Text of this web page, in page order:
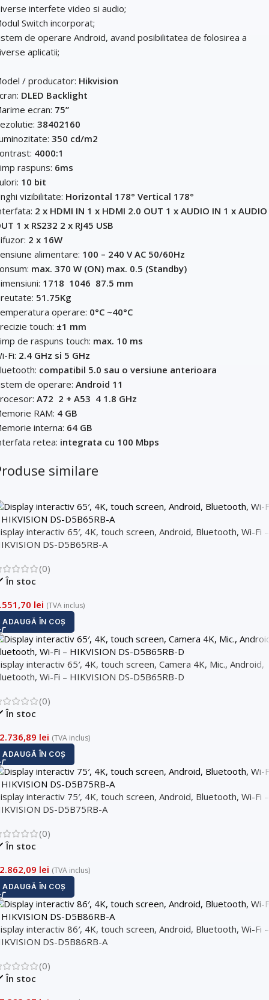
interfete video si audio;
Switch incorporat;
de operare Android, avand posibilitatea de folosirea a
aplicatii;
/ producator: Hikvision
DLED Backlight
ecran: 75”
38402160
350 cd/m2
4000:1
raspuns: 6ms
10 bit
vizibilitate: Horizontal 178° Vertical 178°
2 x HDMI IN 1 x HDMI 2.0 OUT 1 x AUDIO IN 1 x AUDIO
1 x RS232 2 x RJ45 USB
2 x 16W
alimentare: 100 – 240 V AC 50/60Hz
max. 370 W (ON) max. 0.5 (Standby)
1718  1046  87.5 mm
51.75Kg
operare: 0°C ~40°C
touch: ±1 mm
de raspuns touch: max. 10 ms
Fi: 2.4 GHz si 5 GHz
compatibil 5.0 sau o versiune anterioara
de operare: Android 11
A72  2 + A53  4 1.8 GHz
RAM: 4 GB
interna: 64 GB
retea: integrata cu 100 Mbps
similare
interactiv 65′, 4K, touch screen, Android, Bluetooth, Wi-Fi –
DS-D5B65RB-A
(0)
În stoc
lei (TVA inclus)
ADAUGĂ ÎN COȘ
interactiv 65′, 4K, touch screen, Camera 4K, Mic., Android,
Wi-Fi – HIKVISION DS-D5B65RB-D
(0)
În stoc
lei (TVA inclus)
ADAUGĂ ÎN COȘ
interactiv 75′, 4K, touch screen, Android, Bluetooth, Wi-Fi –
DS-D5B75RB-A
(0)
În stoc
lei (TVA inclus)
ADAUGĂ ÎN COȘ
interactiv 86′, 4K, touch screen, Android, Bluetooth, Wi-Fi –
DS-D5B86RB-A
(0)
În stoc